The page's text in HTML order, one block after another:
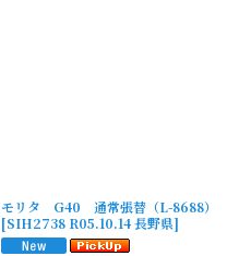
モリタ G40 通常張替（L-8688）
[SIH2738 R05.10.14 長野県]